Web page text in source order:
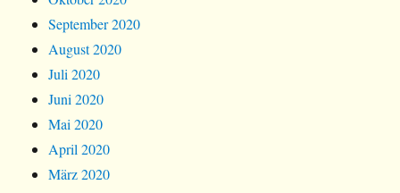
September 2020
August 2020
Juli 2020
Juni 2020
Mai 2020
April 2020
März 2020